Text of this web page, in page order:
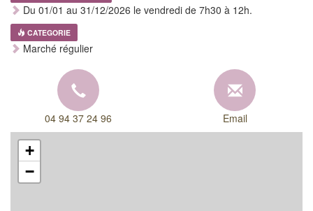
Du 01/01 au 31/12/2026 le vendredi de 7h30 à 12h.
CATEGORIE
Marché régulier
04 94 37 24 96 Email
+
−